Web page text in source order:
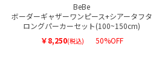
BeBe
ボーダーギャザーワンピース+シアータフタ
ロングパーカーセット(100~150cm)
￥8,250(税込) 50%OFF